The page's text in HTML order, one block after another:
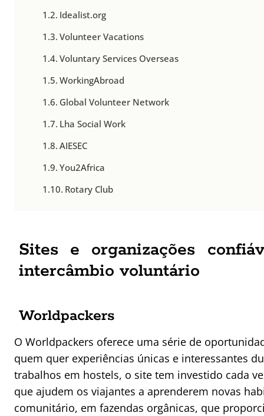
Idealist.org
Volunteer Vacations
Voluntary Services Overseas
WorkingAbroad
Global Volunteer Network
Lha Social Work
AIESEC
You2Africa
Rotary Club
Sites e organizações
intercâmbio voluntário
Worldpackers
O Worldpackers oferece uma série de
quem quer experiências únicas e interessantes
trabalhos em hostels, o site tem investido cada
que ajudem os viajantes a aprenderem novas
comunitário, em fazendas orgânicas, que